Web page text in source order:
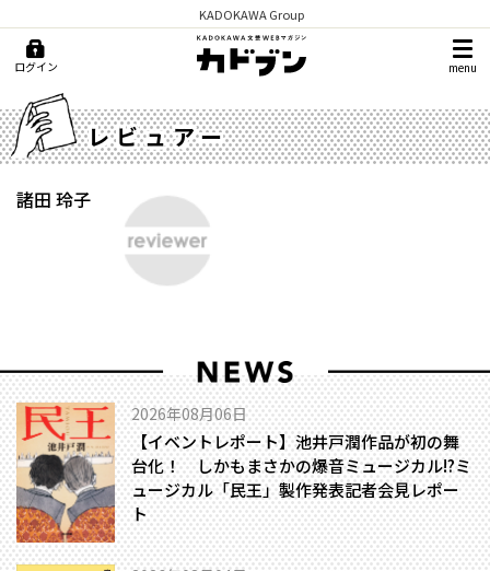
KADOKAWA Group
ログイン menu
レビュアー
諸田 玲子
2026年08月06日
【イベントレポート】池井戸潤作品が初の舞
台化！ しかもまさかの爆音ミュージカル!?――ミ
ュージカル「民王」製作発表記者会見レポー
ト